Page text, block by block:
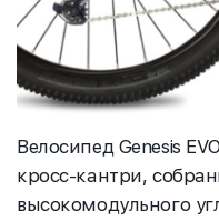
Велосипед Genesis
кросс-кантри,
высокомодульного